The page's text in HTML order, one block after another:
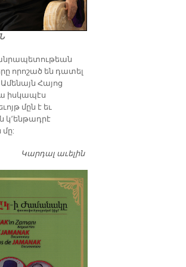
որոշած են դատել
Հայոց
իսկապէս
մըն է եւ
կ՚ենթադրէ
Կարդալ աւելինԴատել…